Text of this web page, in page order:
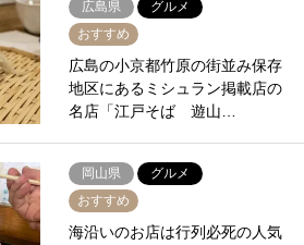
広島県
グルメ
おすすめ
広島の小京都竹原の街並み保存
地区にあるミシュラン掲載店の
名店「江戸そば 遊山…
岡山県
グルメ
おすすめ
海沿いのお店は行列必死の人気